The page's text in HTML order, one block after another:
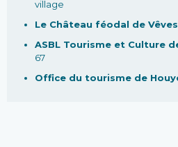
village
Le Château féodal de Vêves
ASBL Tourisme et Culture
67
Office du tourisme de